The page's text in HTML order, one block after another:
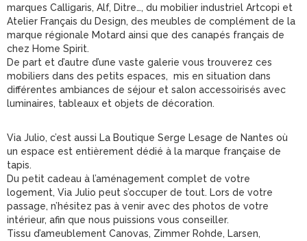
marques Calligaris, Alf, Ditre…, du mobilier industriel Artcopi et
Atelier Français du Design, des meubles de complément de la
marque régionale Motard ainsi que des canapés français de
chez Home Spirit.
De part et d’autre d’une vaste galerie vous trouverez ces
mobiliers dans des petits espaces, mis en situation dans
différentes ambiances de séjour et salon accessoirisés avec
luminaires, tableaux et objets de décoration.
Via Julio, c’est aussi La Boutique Serge Lesage de Nantes où
un espace est entièrement dédié à la marque française de
tapis.
Du petit cadeau à l’aménagement complet de votre
logement, Via Julio peut s’occuper de tout. Lors de votre
passage, n’hésitez pas à venir avec des photos de votre
intérieur, afin que nous puissions vous conseiller.
Tissu d’ameublement Canovas, Zimmer Rohde, Larsen,